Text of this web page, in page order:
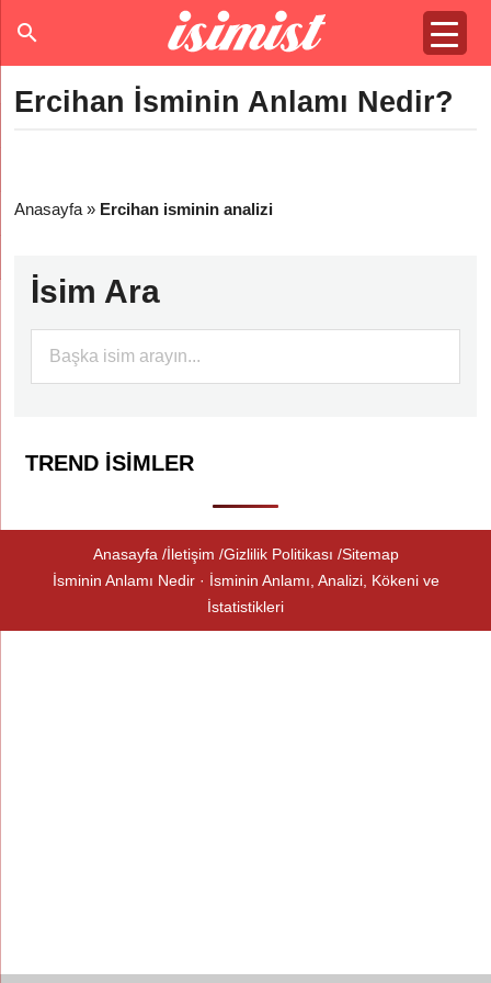
Ercihan İsminin Anlamı Nedir?
Anasayfa » Ercihan isminin analizi
İsim Ara
TREND İSIMLER
Anasayfa İletişim Gizlilik Politikası Sitemap
İsminin Anlamı Nedir · İsminin Anlamı, Analizi, Kökeni ve
İstatistikleri